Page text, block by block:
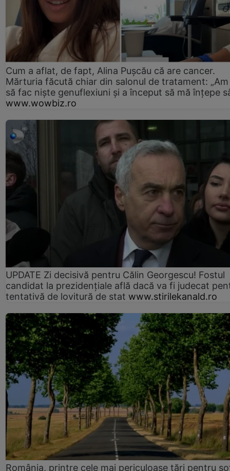
Cum a aflat, de fapt, Alina Pușcău că are cancer.
Mărturia făcută chiar din salonul de tratament:
să fac niște genuflexiuni și a început să mă înțepe
www.wowbiz.ro
UPDATE Zi decisivă pentru Călin Georgescu! Fostul
candidat la prezidențiale află dacă va fi judecat
tentativă de lovitură de stat www.stirilekanald.ro
România, printre cele mai periculoase țări pentru